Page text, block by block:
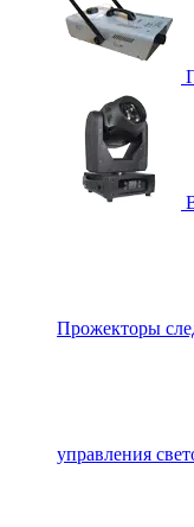
Прожекторы
управления